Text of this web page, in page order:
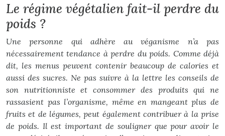
Le régime végétalien fait-il perdre du
poids ?
Une personne qui adhère au véganisme n’a pas
nécessairement tendance à perdre du poids. Comme déjà
dit, les menus peuvent contenir beaucoup de calories et
aussi des sucres. Ne pas suivre à la lettre les conseils de
son nutritionniste et consommer des produits qui ne
rassasient pas l’organisme, même en mangeant plus de
fruits et de légumes, peut également contribuer à la prise
de poids. Il est important de souligner que pour avoir le